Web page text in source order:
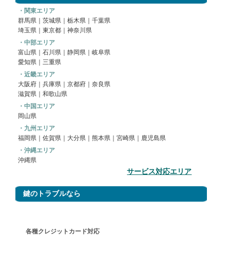
・関東エリア
群馬県
茨城県 栃木県
千葉県
埼玉県
東京都
神奈川県
・中部エリア
富山県｜ 石川県 静岡県
岐阜県
愛知県
三重県
・近畿エリア
大阪府
兵庫県 京都府
奈良県
滋賀県
和歌山県
・中国エリア
岡山県
・九州エリア
福岡県
佐賀県 ｜大分県｜熊本県｜宮崎県｜鹿児島県
・沖縄エリア
沖縄県
サービス対応エリア
鍵のトラブルなら
各種クレジットカード対応